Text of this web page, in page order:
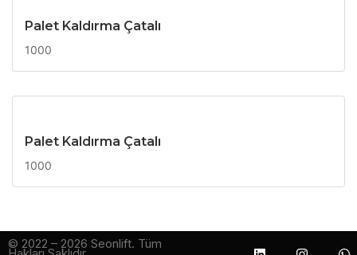
Palet Kaldırma Çatalı
1000
Palet Kaldırma Çatalı
1000
© 2022 – 2026 Seonlift. Tüm